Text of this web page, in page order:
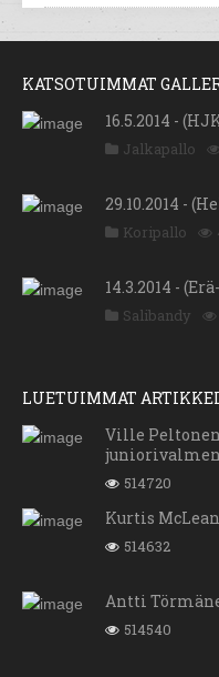
KATSOTUIMMAT
16.5.2014 -
Jalkapallo
29.10.2014 -
Koripallo
14.3.2014 -
Salibandy
LUETUIMMAT
Ville
514720
Kurtis
514632
Antti
514540